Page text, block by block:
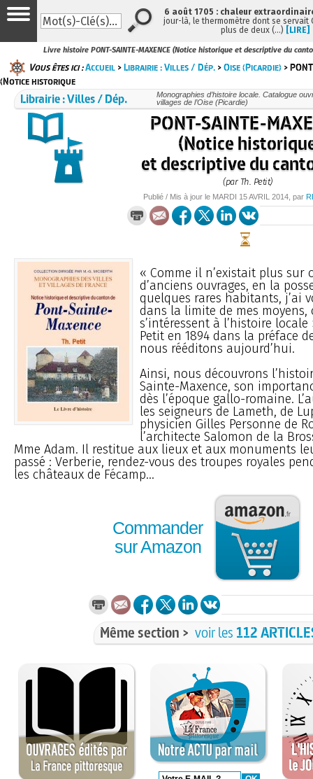
Livre histoire PONT-SAINTE-MAXENCE (Notice historique et descriptive du
Vous êtes ici :Accueil >Librairie : Villes / Dép. >Oise (Picardie) >
(Notice historique
Librairie : Villes / Dép.
Monographies d’histoire locale. Catalogue
villages de l’Oise (Picardie)
PONT-SAINTE-
(Notice
et descriptive du
(par Th. Petit)
Publié / Mis à jour le MARDI 15 AVRIL 2014 , par
« Comme il n’existait plus sur
d’anciens ouvrages, en la
quelques rares habitants, j’ai
dans la limite de mes moyens,
s’intéressent à l’histoire
Petit en 1894 dans la préface
nous rééditons aujourd’hui.
Ainsi, nous découvrons
Sainte-Maxence, son
dès l’époque gallo-romaine.
les seigneurs de Lameth, de
physicien Gilles Personne de
l’architecte Salomon de la
Mme Adam. Il restitue aux lieux et aux monuments
passé : Verberie, rendez-vous des troupes royales
les châteaux de Fécamp...
Commander
sur Amazon
Même section > voir les 112
6 août 1705 : chaleur
jour-là, le thermomètre dont se servait
plus de deux (…) [LIRE]